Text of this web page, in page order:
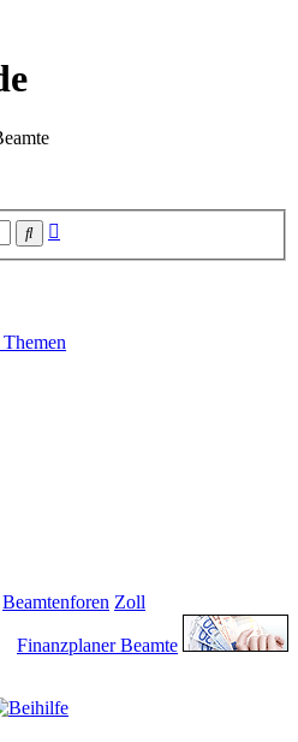
Suche
Beamtenforen Zoll
Finanzplaner Beamte